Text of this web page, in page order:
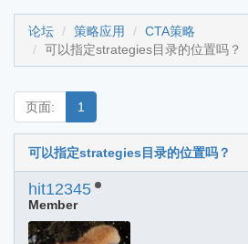
论坛 策略应用
CTA策略
可以指定strategies目录的位置吗？
页面: 1
可以指定strategies目录的位置吗？
hit12345
Member